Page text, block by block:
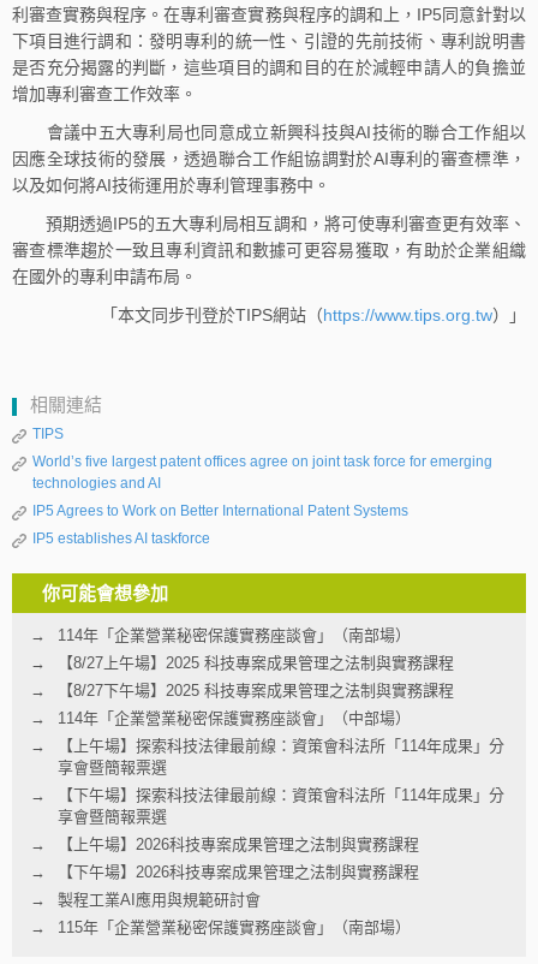
利審查實務與程序。在專利審查實務與程序的調和上，IP5同意針對以
下項目進行調和：發明專利的統一性、引證的先前技術、專利說明書
是否充分揭露的判斷，這些項目的調和目的在於減輕申請人的負擔並
增加專利審查工作效率。
會議中五大專利局也同意成立新興科技與AI技術的聯合工作組以
因應全球技術的發展，透過聯合工作組協調對於AI專利的審查標準，
以及如何將AI技術運用於專利管理事務中。
預期透過IP5的五大專利局相互調和，將可使專利審查更有效率、
審查標準趨於一致且專利資訊和數據可更容易獲取，有助於企業組織
在國外的專利申請布局。
「本文同步刊登於TIPS網站（https://www.tips.org.tw）」
相關連結
TIPS
World’s five largest patent offices agree on joint task force for emerging
technologies and AI
IP5 Agrees to Work on Better International Patent Systems
IP5 establishes AI taskforce
你可能會想參加
114年「企業營業秘密保護實務座談會」（南部場）
【8/27上午場】2025 科技專案成果管理之法制與實務課程
【8/27下午場】2025 科技專案成果管理之法制與實務課程
114年「企業營業秘密保護實務座談會」（中部場）
【上午場】探索科技法律最前線：資策會科法所「114年成果」分
享會暨簡報票選
【下午場】探索科技法律最前線：資策會科法所「114年成果」分
享會暨簡報票選
【上午場】2026科技專案成果管理之法制與實務課程
【下午場】2026科技專案成果管理之法制與實務課程
製程工業AI應用與規範研討會
115年「企業營業秘密保護實務座談會」（南部場）